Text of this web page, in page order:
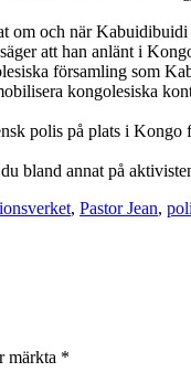
och när
att han anlänt i
församling som
kongolesiska
polis på plats i
bland annat på
, Pastor Jean,
märkta *